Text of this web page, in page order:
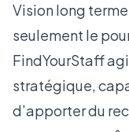
Vision long
seulement le
FindYourStaff
stratégique,
d’apporter du